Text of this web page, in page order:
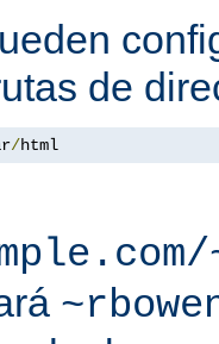
de
/html